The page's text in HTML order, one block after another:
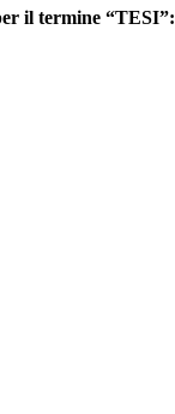
il termine “TESI”: